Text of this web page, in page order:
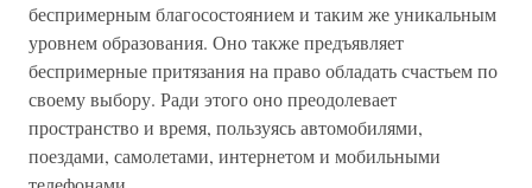
беспримерным благосостоянием и таким же уникальным
уровнем образования. Оно также предъявляет
беспримерные притязания на право обладать счастьем по
своему выбору. Ради этого оно преодолевает
пространство и время, пользуясь автомобилями,
поездами, самолетами, интернетом и мобильными